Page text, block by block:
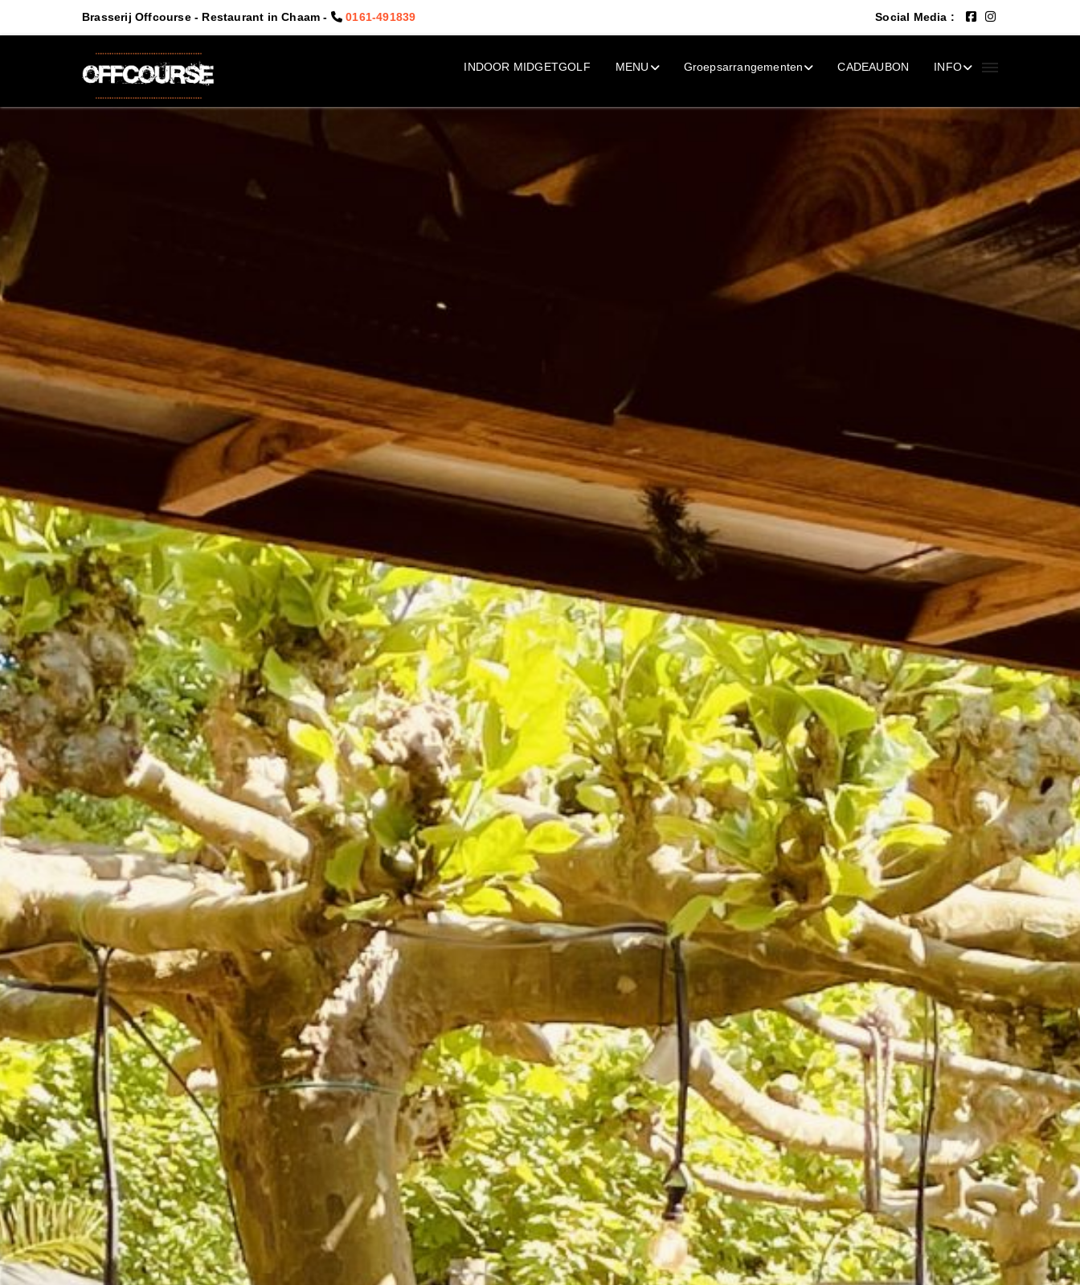
Brasserij Offcourse - Restaurant in Chaam - 0161-491839 Social Media :
INDOOR MIDGETGOLF MENU Groepsarrangementen CADEAUBON INFO